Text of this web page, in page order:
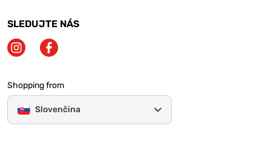
SLEDUJTE NÁS
Shopping from
Slovenčina